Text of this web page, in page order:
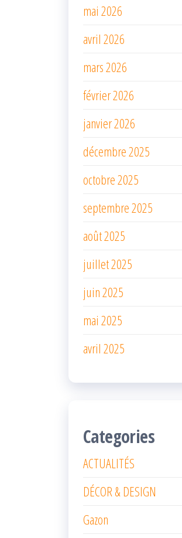
mai 2026
avril 2026
mars 2026
février 2026
janvier 2026
décembre 2025
octobre 2025
septembre 2025
août 2025
juillet 2025
juin 2025
mai 2025
avril 2025
Categories
ACTUALITÉS
DÉCOR & DESIGN
Gazon